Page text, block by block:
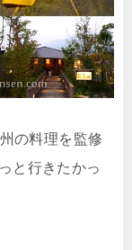
の料理を監修
と行きたかっ